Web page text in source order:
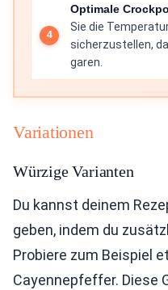
Optimale
Sie die
sicherzustellen,
garen.
Variationen
Würzige Varianten
Du kannst deinem
geben, indem du
Probiere zum Beispiel
Cayennepfeffer. Diese